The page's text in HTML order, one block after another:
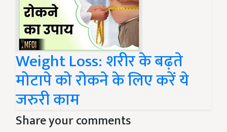
Weight Loss: शरीर के बढ़ते
मोटापे को रोकने के लिए करें ये
जरुरी काम
Share your comments